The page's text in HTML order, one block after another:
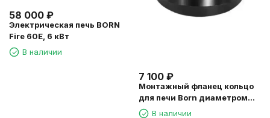
58 000 ₽
Электрическая печь BORN
Fire 60E, 6 кВт
В наличии
7 100 ₽
Монтажный фланец кольцо
для печи Born диаметром
330 мм.
В наличии